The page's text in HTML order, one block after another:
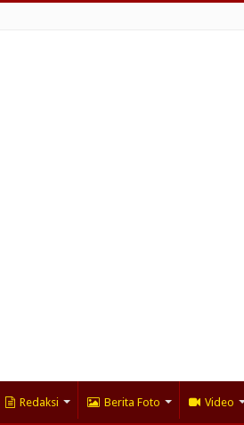
Redaksi Berita Foto Video